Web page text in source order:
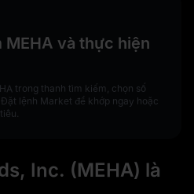
MEHA và thực hiện
trong thanh tìm kiếm, chọn số
lệnh Market để khớp ngay hoặc
Inc. (MEHA) là